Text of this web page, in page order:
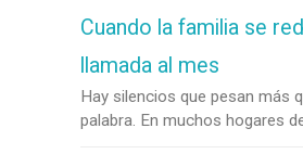
Cuando la familia se
llamada al mes
Hay silencios que pesan más
palabra. En muchos hogares